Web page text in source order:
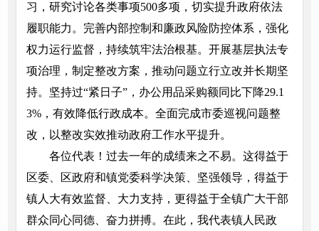
习，研究讨论各类事项500多项，切实提升政府依法
履职能力。完善内部控制和廉政风险防控体系，强化
权力运行监督，持续筑牢法治根基。开展基层执法专
项治理，制定整改方案，推动问题立行立改并长期坚
持。坚持过“紧日子”，办公用品采购额同比下降29.1
3%，有效降低行政成本。全面完成市委巡视问题整
改，以整改实效推动政府工作水平提升。
各位代表！过去一年的成绩来之不易。这得益于
区委、区政府和镇党委科学决策、坚强领导，得益于
镇人大有效监督、大力支持，更得益于全镇广大干部
群众同心同德、奋力拼搏。在此，我代表镇人民政